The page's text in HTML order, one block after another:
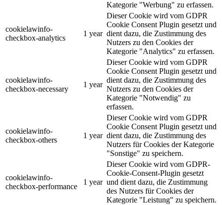
Kategorie "Werbung" zu erfassen.
cookielawinfo-
checkbox-analytics
1 year
Dieser Cookie wird vom GDPR
Cookie Consent Plugin gesetzt und
dient dazu, die Zustimmung des
Nutzers zu den Cookies der
Kategorie "Analytics" zu erfassen.
cookielawinfo-
checkbox-necessary
1 year
Dieser Cookie wird vom GDPR
Cookie Consent Plugin gesetzt und
dient dazu, die Zustimmung des
Nutzers zu den Cookies der
Kategorie "Notwendig" zu
erfassen.
cookielawinfo-
checkbox-others
1 year
Dieser Cookie wird vom GDPR
Cookie Consent Plugin gesetzt und
dient dazu, die Zustimmung des
Nutzers für Cookies der Kategorie
"Sonstige" zu speichern.
cookielawinfo-
checkbox-performance
1 year
Dieser Cookie wird vom GDPR-
Cookie-Consent-Plugin gesetzt
und dient dazu, die Zustimmung
des Nutzers für Cookies der
Kategorie "Leistung" zu speichern.